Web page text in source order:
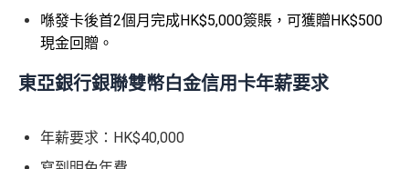
喺發卡後首2個月完成HK$5,000簽賬，可獲贈HK$500
現金回贈。
東亞銀行銀聯雙幣白金信用卡年薪要求
年薪要求：HK$40,000